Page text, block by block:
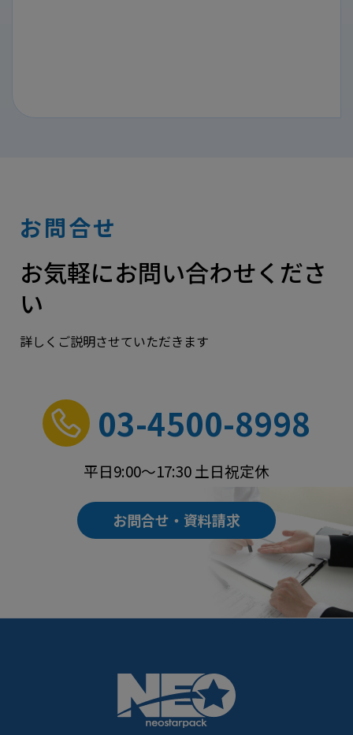
お問合せ
お気軽にお問い合わせくださ
い
詳しくご説明させていただきます
03-4500-8998
平日9:00～17:30 土日祝定休
お問合せ・資料請求